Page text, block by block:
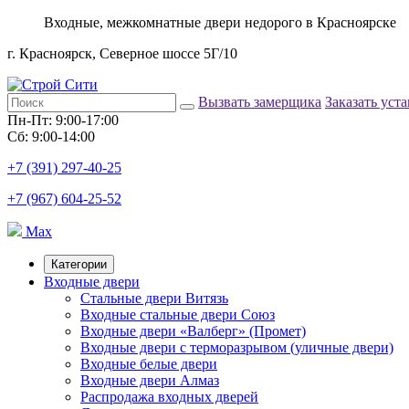
Входные, межкомнатные двери недорого в Красноярске
г. Красноярск, Северное шоссе 5Г/10
Вызвать замерщика Заказать
Пн-Пт: 9:00-17:00
Сб: 9:00-14:00
+7 (391) 297-40-25
+7 (967) 604-25-52
Max
Категории
Входные двери
Стальные двери Витязь
Входные стальные двери Союз
Входные двери «Валберг» (Промет)
Входные двери с терморазрывом (уличные двери)
Входные белые двери
Входные двери Алмаз
Распродажа входных дверей